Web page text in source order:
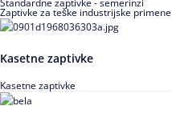
Zaptivke za teške industrijske primene
Kasetne zaptivke
Kasetne zaptivke